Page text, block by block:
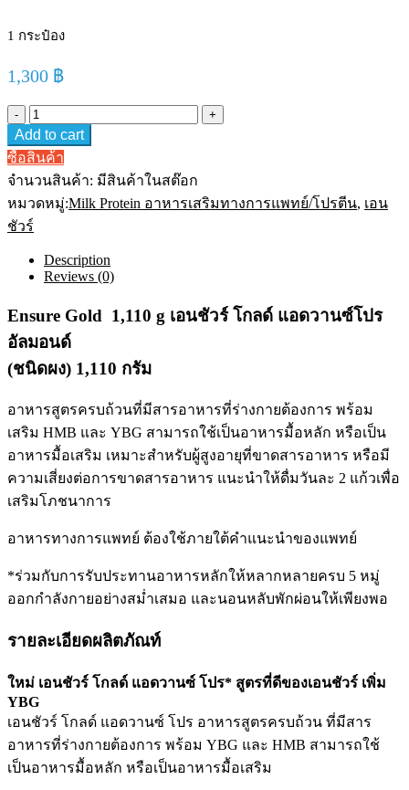
1 กระป๋อง
1,300 ฿
Ensure
Gold
1,110
g
อัล
มอน
ด์
ผง)
กรัม
quantity
Add to cart
ซื้อสินค้า
จำนวนสินค้า: มีสินค้าในสต๊อก
หมวดหมู่:Milk Protein อาหารเสริมทางการแพทย์/โปรตีน, เอน
ชัวร์
Description
Reviews (0)
Ensure Gold 1,110 g เอนชัวร์ โกลด์ แอดวานซ์โปร
อัลมอนด์
(ชนิดผง) 1,110 กรัม
อาหารสูตรครบถ้วนที่มีสารอาหารที่ร่างกายต้องการ พร้อม
เสริม HMB และ YBG สามารถใช้เป็นอาหารมื้อหลัก หรือเป็น
อาหารมื้อเสริม เหมาะสำหรับผู้สูงอายุที่ขาดสารอาหาร หรือมี
ความเสี่ยงต่อการขาดสารอาหาร แนะนำให้ดื่มวันละ 2 แก้วเพื่อ
เสริมโภชนาการ
อาหารทางการแพทย์ ต้องใช้ภายใต้คำแนะนำของแพทย์
*ร่วมกับการรับประทานอาหารหลักให้หลากหลายครบ 5 หมู่
ออกกำลังกายอย่างสม่ำเสมอ และนอนหลับพักผ่อนให้เพียงพอ
รายละเอียดผลิตภัณท์
ใหม่ เอนชัวร์ โกลด์ แอดวานซ์ โปร* สูตรที่ดีของเอนชัวร์ เพิ่ม
YBG
เอนชัวร์ โกลด์ แอดวานซ์ โปร อาหารสูตรครบถ้วน ที่มีสาร
อาหารที่ร่างกายต้องการ พร้อม YBG และ HMB สามารถใช้
เป็นอาหารมื้อหลัก หรือเป็นอาหารมื้อเสริม